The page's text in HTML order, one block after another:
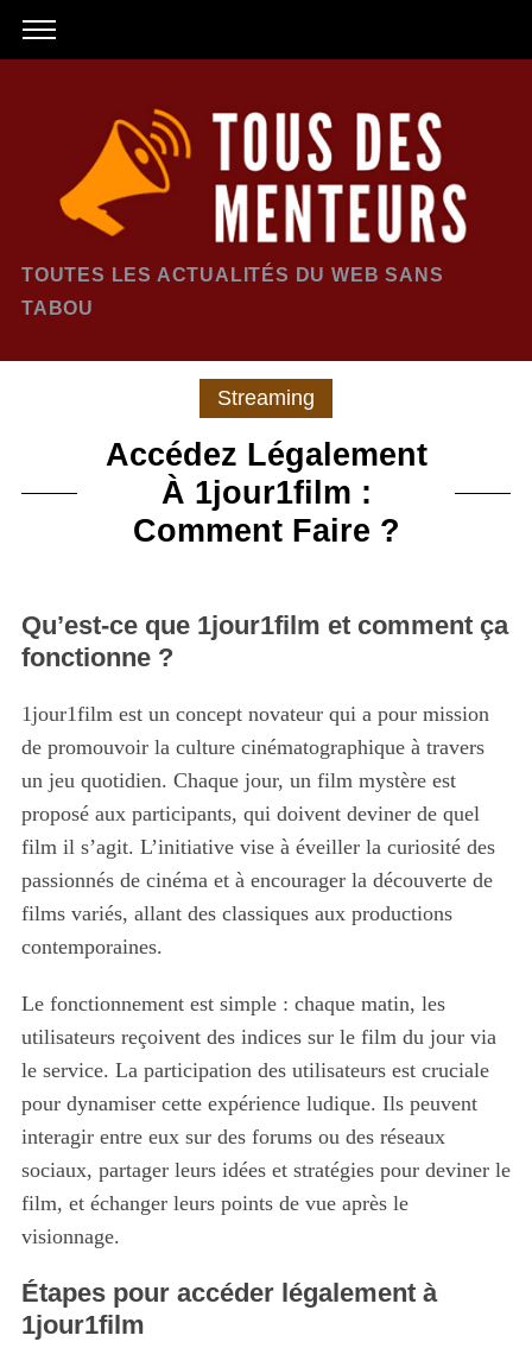
TOUTES LES ACTUALITÉS DU WEB SANS
TABOU
Streaming
Accédez Légalement
À 1jour1film :
Comment Faire ?
Qu’est-ce que 1jour1film et comment ça
fonctionne ?
1jour1film est un concept novateur qui a pour mission
de promouvoir la culture cinématographique à travers
un jeu quotidien. Chaque jour, un film mystère est
proposé aux participants, qui doivent deviner de quel
film il s’agit. L’initiative vise à éveiller la curiosité des
passionnés de cinéma et à encourager la découverte de
films variés, allant des classiques aux productions
contemporaines.
Le fonctionnement est simple : chaque matin, les
utilisateurs reçoivent des indices sur le film du jour via
le service. La participation des utilisateurs est cruciale
pour dynamiser cette expérience ludique. Ils peuvent
interagir entre eux sur des forums ou des réseaux
sociaux, partager leurs idées et stratégies pour deviner le
film, et échanger leurs points de vue après le
visionnage.
Étapes pour accéder légalement à
1jour1film